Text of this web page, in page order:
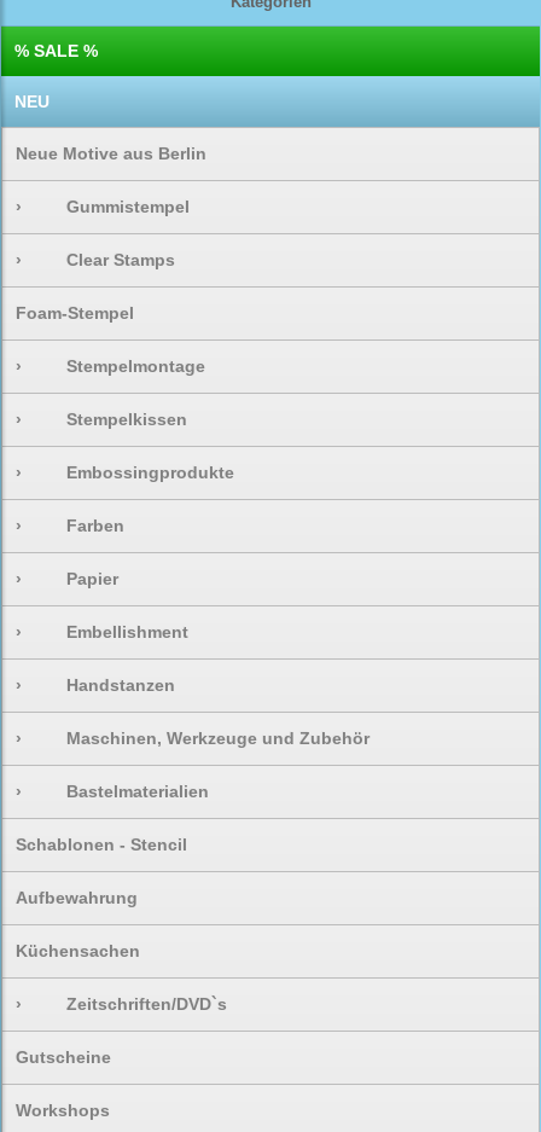
% SALE %
NEU
Neue Motive aus Berlin
› Gummistempel
› Clear Stamps
Foam-Stempel
› Stempelmontage
› Stempelkissen
› Embossingprodukte
› Farben
› Papier
› Embellishment
› Handstanzen
› Maschinen, Werkzeuge und Zubehör
› Bastelmaterialien
Schablonen - Stencil
Aufbewahrung
Küchensachen
› Zeitschriften/DVD`s
Gutscheine
Workshops